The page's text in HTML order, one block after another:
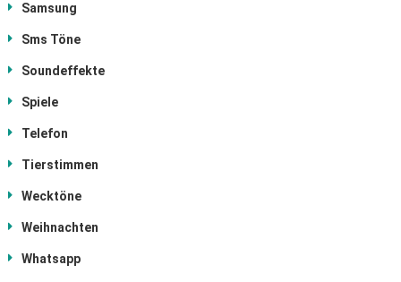
Samsung
Sms Töne
Soundeffekte
Spiele
Telefon
Tierstimmen
Wecktöne
Weihnachten
Whatsapp